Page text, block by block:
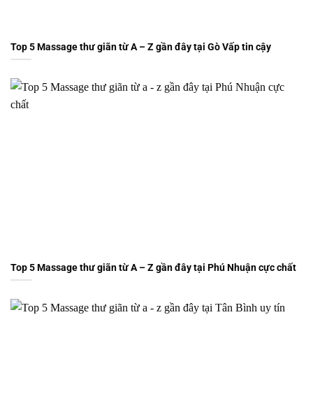
Top 5 Massage thư giãn từ A – Z gần đây tại Gò Vấp tin cậy
Top 5 Massage thư giãn từ A – Z gần đây tại Phú Nhuận cực chất